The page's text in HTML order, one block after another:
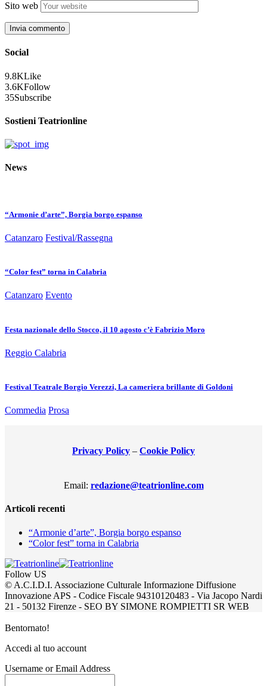
Sito web
Social
9.8KLike
3.6KFollow
35Subscribe
Sostieni Teatrionline
News
“Armonie d’arte”, Borgia borgo espanso
Catanzaro Festival/Rassegna
“Color fest” torna in Calabria
Catanzaro Evento
Festa nazionale dello Stocco, il 10 agosto c’è Fabrizio Moro
Reggio Calabria
Festival Teatrale Borgio Verezzi, La cameriera brillante di Goldoni
Commedia Prosa
Privacy Policy – Cookie Policy
Email: redazione@teatrionline.com
Articoli recenti
“Armonie d’arte”, Borgia borgo espanso
“Color fest” torna in Calabria
Follow US
© A.C.I.D.I. Associazione Culturale Informazione Diffusione
Innovazione APS - Codice Fiscale 94310120483 - Via Jacopo Nardi
21 - 50132 Firenze - SEO BY SIMONE ROMPIETTI SR WEB
Bentornato!
Accedi al tuo account
Username or Email Address